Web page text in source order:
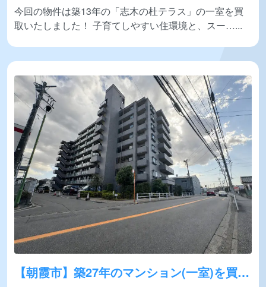
今回の物件は築13年の「志木の杜テラス」の一室を買
取いたしました！ 子育てしやすい住環境と、スー…
【朝霞市】築27年のマンション(一室)を買取